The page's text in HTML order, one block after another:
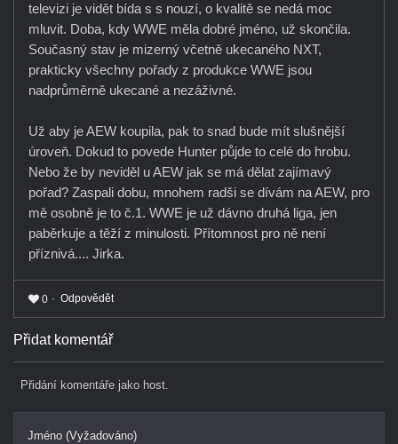
televizi je vidět bída s s nouzí, o kvalitě se nedá moc
mluvit. Doba, kdy WWE měla dobré jméno, už skončila.
Současný stav je mizerný včetně ukecaného NXT,
prakticky všechny pořady z produkce WWE jsou
nadprůměrně ukecané a nezáživné.
Už aby je AEW koupila, pak to snad bude mít slušnější
úroveň. Dokud to povede Hunter půjde to celé do hrobu.
Nebo že by neviděl u AEW jak se má dělat zajímavý
pořad? Zaspali dobu, mnohem radši se dívám na AEW, pro
mě osobně je to č.1. WWE je už dávno druhá liga, jen
paběrkuje a těží z minulosti. Přítomnost pro ně není
příznivá.... Jirka.
0 Odpovědět
Přidat komentář
Přidání komentáře jako host.
Jméno (Vyžadováno)